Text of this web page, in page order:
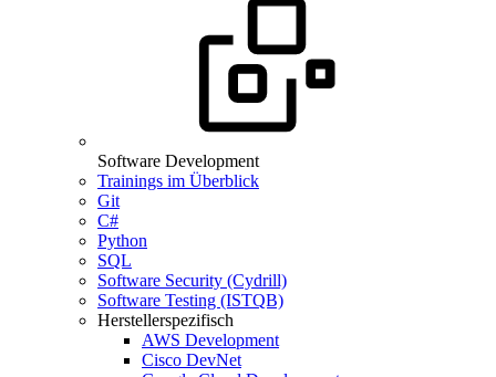
Software Development
Trainings im Überblick
Git
C#
Python
SQL
Software Security (Cydrill)
Software Testing (ISTQB)
Herstellerspezifisch
AWS Development
Cisco DevNet